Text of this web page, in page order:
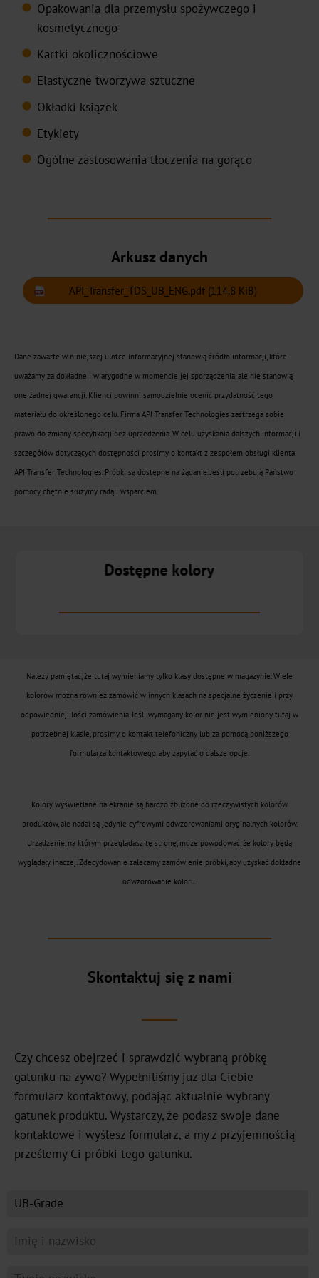
JD
DF
Pigmentowe
Holograficzne
001
offsetowy
na
Metalizowane
CTSX
Holograficzne
CTSH
Wąskowstęgowy
CTWX
CTWD
Holograficzne
Druk
cyfrowy
Digital
DF
BB
Kluczowe
rynki
Piwo,
wino
spirytusowe
Luksusowe
Opakowania dla przemysłu spożywczego i
kosmetycznego
Kartki okolicznościowe
Elastyczne tworzywa sztuczne
Okładki książek
Etykiety
Ogólne zastosowania tłoczenia na gorąco
Arkusz danych
API_Transfer_TDS_UB_ENG.pdf (114.8 KiB)
Dane zawarte w niniejszej ulotce informacyjnej stanowią źródło informacji, które
uważamy za dokładne i wiarygodne w momencie jej sporządzenia, ale nie stanowią
one żadnej gwarancji. Klienci powinni samodzielnie ocenić przydatność tego
materiału do określonego celu. Firma API Transfer Technologies zastrzega sobie
prawo do zmiany specyfikacji bez uprzedzenia. W celu uzyskania dalszych informacji i
szczegółów dotyczących dostępności prosimy o kontakt z zespołem obsługi klienta
API Transfer Technologies. Próbki są dostępne na żądanie. Jeśli potrzebują Państwo
pomocy, chętnie służymy radą i wsparciem.
Dostępne kolory
Należy pamiętać, że tutaj wymieniamy tylko klasy dostępne w magazynie. Wiele
kolorów można również zamówić w innych klasach na specjalne życzenie i przy
odpowiedniej ilości zamówienia. Jeśli wymagany kolor nie jest wymieniony tutaj w
potrzebnej klasie, prosimy o kontakt telefoniczny lub za pomocą poniższego
formularza kontaktowego, aby zapytać o dalsze opcje.
Kolory wyświetlane na ekranie są bardzo zbliżone do rzeczywistych kolorów
produktów, ale nadal są jedynie cyfrowymi odwzorowaniami oryginalnych kolorów.
Urządzenie, na którym przeglądasz tę stronę, może powodować, że kolory będą
wyglądały inaczej. Zdecydowanie zalecamy zamówienie próbki, aby uzyskać dokładne
odwzorowanie koloru.
Skontaktuj się z nami
Czy chcesz obejrzeć i sprawdzić wybraną próbkę
gatunku na żywo? Wypełniliśmy już dla Ciebie
formularz kontaktowy, podając aktualnie wybrany
gatunek produktu. Wystarczy, że podasz swoje dane
kontaktowe i wyślesz formularz, a my z przyjemnością
prześlemy Ci próbki tego gatunku.